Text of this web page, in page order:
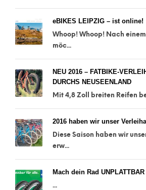
eBIKES LEIPZIG – ist online!
Whoop! Whoop! Nach
möc...
NEU 2016 – FATBIKE-
DURCHS NEUSEENLAND
Mit 4,8 Zoll breiten Reifen
2016 haben wir unser
Diese Saison haben wir
erw...
Mach dein Rad UNPLATTBAR
...